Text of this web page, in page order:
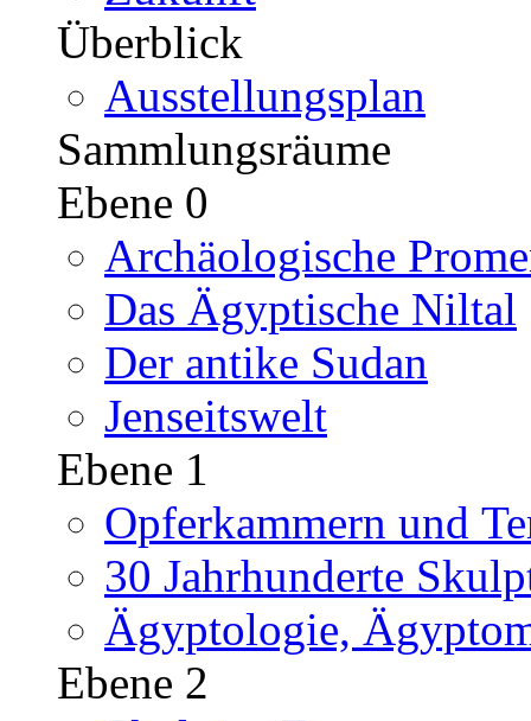
Überblick
Ausstellungsplan
Sammlungsräume
Ebene 0
Archäologische
Das Ägyptische Niltal
Der antike Sudan
Jenseitswelt
Ebene 1
Opferkammern und
30 Jahrhunderte
Ägyptologie,
Ebene 2